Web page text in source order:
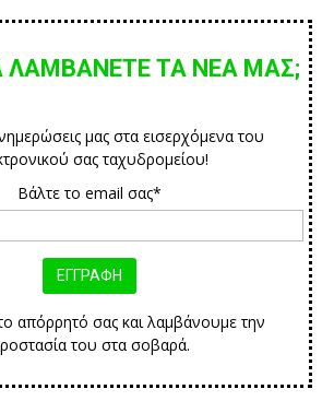
ΛΑΜΒΑΝΕΤΕ ΤΑ ΝΕΑ ΜΑΣ;
μας στα εισερχόμενα του
σας ταχυδρομείου!
Βάλτε το email σας*
απόρρητό σας και λαμβάνουμε την
του στα σοβαρά.